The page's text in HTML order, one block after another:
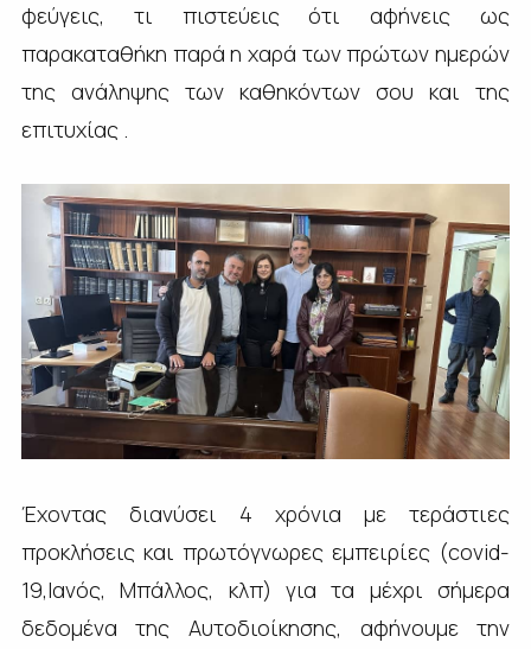
φεύγεις, τι πιστεύεις ότι αφήνεις ως
παρακαταθήκη παρά η χαρά των πρώτων ημερών
της ανάληψης των καθηκόντων σου και της
επιτυχίας .
Έχοντας διανύσει 4 χρόνια με τεράστιες
προκλήσεις και πρωτόγνωρες εμπειρίες (covid-
19,Ιανός, Μπάλλος, κλπ) για τα μέχρι σήμερα
δεδομένα της Αυτοδιοίκησης, αφήνουμε την